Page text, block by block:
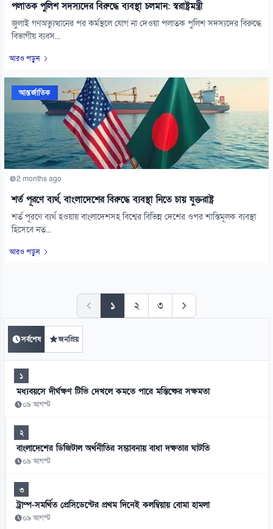
পলাতক পুলিশ সদস্যদের বিরুদ্ধে ব্যবস্থা চলমান: স্বরাষ্ট্রমন্ত্রী
জুলাই গণঅভ্যুত্থানের পর কর্মস্থলে যোগ না দেওয়া পলাতক পুলিশ সদস্যদের বিরুদ্ধে
বিভাগীয় ব্যবস...
আরও পড়ুন
আন্তর্জাতিক
2 months ago
শর্ত পূরণে ব্যর্থ, বাংলাদেশের বিরুদ্ধে ব্যবস্থা নিতে চায় যুক্তরাষ্ট্র
শর্ত পূরণে ব্যর্থ হওয়ায় বাংলাদেশসহ বিশ্বের বিভিন্ন দেশের ওপর শাস্তিমূলক ব্যবস্থা
হিসেবে নত...
আরও পড়ুন
১ ২ ৩
সর্বশেষ জনপ্রিয়
১
মধ্যবয়সে দীর্ঘক্ষণ টিভি দেখলে কমতে পারে মস্তিষ্কের সক্ষমতা
০৯ আগস্ট
২
বাংলাদেশের ডিজিটাল অর্থনীতির সম্ভাবনায় বাধা দক্ষতার ঘাটতি
০৯ আগস্ট
৩
ট্রাম্প-সমর্থিত প্রেসিডেন্টের প্রথম দিনেই কলম্বিয়ায় বোমা হামলা
০৯ আগস্ট